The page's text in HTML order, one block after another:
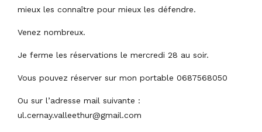
mieux les connaître pour mieux les défendre.
Venez nombreux.
Je ferme les réservations le mercredi 28 au soir.
Vous pouvez réserver sur mon portable 0687568050
Ou sur l’adresse mail suivante :
ul.cernay.valleethur@gmail.com